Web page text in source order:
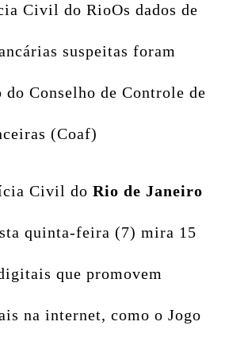
Civil do RioOs dados de
suspeitas foram
Conselho de Controle de
(Coaf)
Civil do Rio de Janeiro
quinta-feira (7) mira 15
que promovem
na internet, como o Jogo